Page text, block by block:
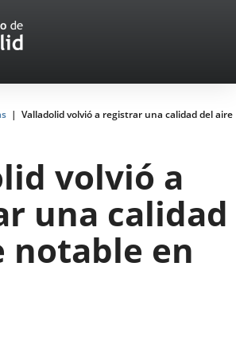
Valladolid volvió a registrar una calidad del aire
volvió a
una calidad
notable en